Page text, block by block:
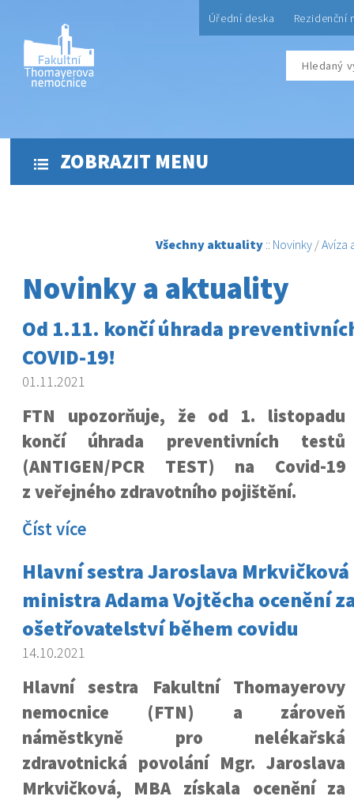
Úřední deska Rezidenční
ZOBRAZIT MENU
Všechny aktuality :: Novinky /Avíza
Novinky a aktuality
Od 1.11. končí úhrada
COVID-19!
01.11.2021
FTN upozorňuje, že od 1. listopadu
končí úhrada preventivních testů
(ANTIGEN/PCR TEST) na Covid-19
z veřejného zdravotního pojištění.
Číst více
Hlavní sestra Jaroslava
ministra Adama Vojtěcha ocenění
ošetřovatelství během covidu
14.10.2021
Hlavní sestra Fakultní Thomayerovy
nemocnice (FTN) a zároveň
náměstkyně pro nelékařská
zdravotnická povolání Mgr. Jaroslava
Mrkvičková, MBA získala ocenění za